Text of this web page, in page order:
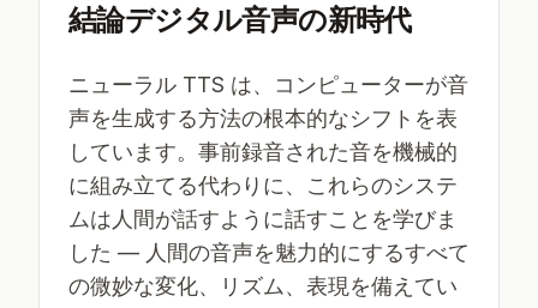
結論デジタル音声の新時代
ニューラル TTS は、コンピューターが音
声を生成する方法の根本的なシフトを表
しています。事前録音された音を機械的
に組み立てる代わりに、これらのシステ
ムは人間が話すように話すことを学びま
した — 人間の音声を魅力的にするすべて
の微妙な変化、リズム、表現を備えてい